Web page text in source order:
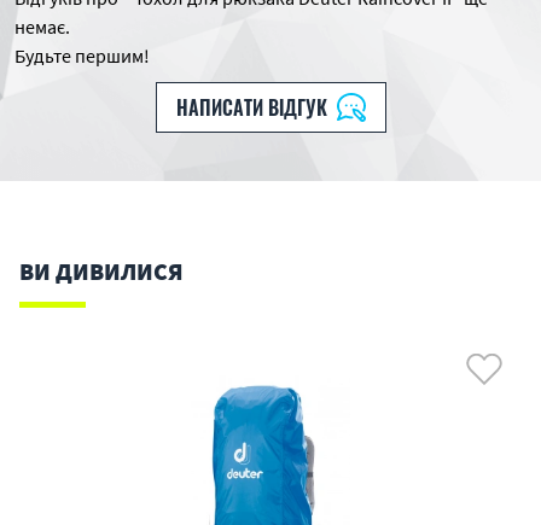
немає.
Будьте першим!
НАПИСАТИ ВІДГУК
ВИ ДИВИЛИСЯ